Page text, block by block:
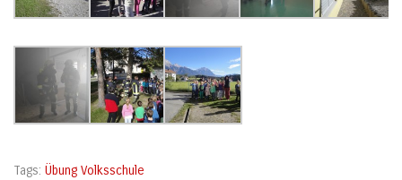
Tags: Übung Volksschule